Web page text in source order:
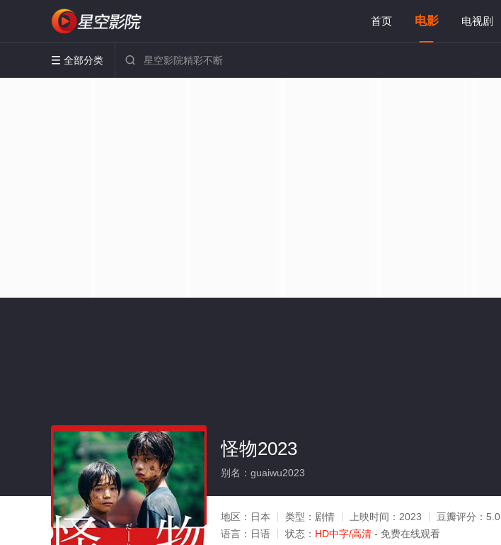
首页 电影 电视剧
 全部分类 
怪物2023
别名：guaiwu2023
地区： 日本 类型： 剧情 上映时间： 2023 豆瓣评分： 5.0
语言： 日语 状态： HD中字/高清 - 免费在线观看